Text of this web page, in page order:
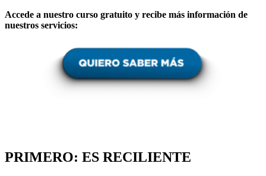
Accede a nuestro curso gratuito y recibe más información de
nuestros servicios:
PRIMERO: ES RECILIENTE